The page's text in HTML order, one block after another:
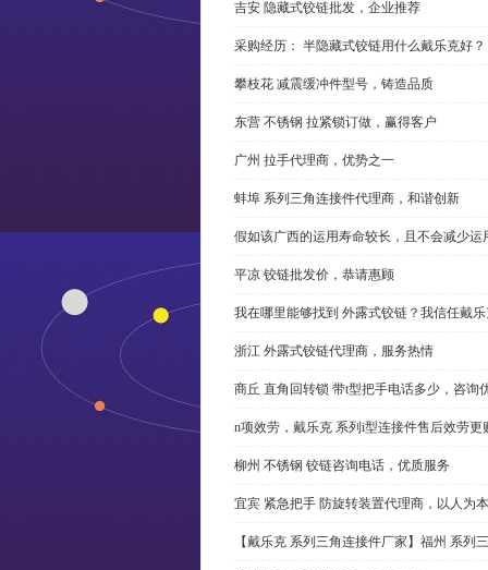
吉安 隐藏式铰链批发，企业推荐
采购经历： 半隐藏式铰链用什么戴乐克好？
攀枝花 减震缓冲件型号，铸造品质
东营 不锈钢 拉紧锁订做，赢得客户
广州 拉手代理商，优势之一
蚌埠 系列三角连接件代理商，和谐创新
假如该广西的运用寿命较长，且不会减少
平凉 铰链批发价，恭请惠顾
我在哪里能够找到 外露式铰链？我信任戴
浙江 外露式铰链代理商，服务热情
商丘 直角回转锁 带t型把手电话多少，咨询
n项效劳，戴乐克 系列i型连接件售后效劳更
柳州 不锈钢 铰链咨询电话，优质服务
宜宾 紧急把手 防旋转装置代理商，以人为本
【戴乐克 系列三角连接件厂家】福州 系列